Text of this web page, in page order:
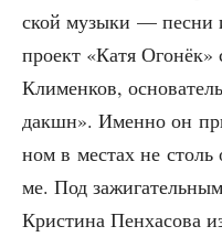
ской музы­ки — пес­ни
про­ект «Катя
Кли­мен­ков,
дакшн». Имен­но он
ном в местах не
ме. Под
Кри­сти­на Пен­ха­со­ва